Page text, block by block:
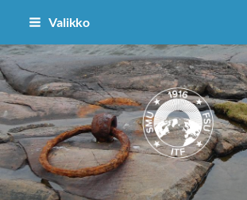
Siirry
sisältöön
Valikko
Sisä-